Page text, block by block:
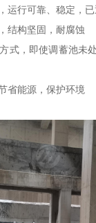
运行可靠、稳定，
结构坚固，耐腐蚀
式，即使调蓄池未
省能源，保护环境